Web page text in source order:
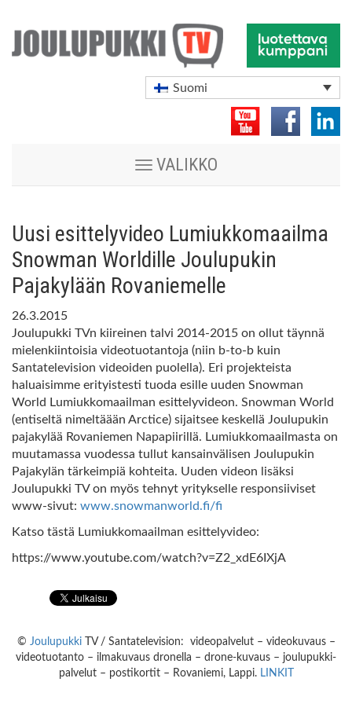
Suomi
VaihdaVALIKKO
Uusi esittelyvideo Lumiukkomaailma
Snowman Worldille Joulupukin
Pajakylään Rovaniemelle
26.3.2015
Joulupukki TVn kiireinen talvi 2014-2015 on ollut täynnä
mielenkiintoisia videotuotantoja (niin b-to-b kuin
Santatelevision videoiden puolella). Eri projekteista
haluaisimme erityistesti tuoda esille uuden Snowman
World Lumiukkomaailman esittelyvideon. Snowman World
(entiseltä nimeltäään Arctice) sijaitsee keskellä Joulupukin
pajakylää Rovaniemen Napapiirillä. Lumiukkomaailmasta on
muutamassa vuodessa tullut kansainvälisen Joulupukin
Pajakylän tärkeimpiä kohteita. Uuden videon lisäksi
Joulupukki TV on myös tehnyt yritykselle responsiiviset
www-sivut: www.snowmanworld.fi/fi
Katso tästä Lumiukkomaailman esittelyvideo:
https://www.youtube.com/watch?v=Z2_xdE6IXjA
© JoulupukkiTV / Santatelevision: videopalvelut – videokuvaus –
videotuotanto – ilmakuvaus dronella – drone-kuvaus – joulupukki-
palvelut – postikortit – Rovaniemi, Lappi. LINKIT